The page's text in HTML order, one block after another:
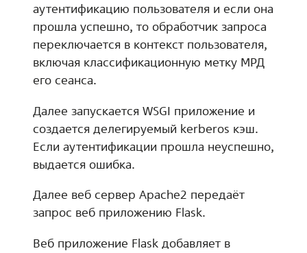
аутентификацию пользователя и если она
прошла успешно, то обработчик запроса
переключается в контекст пользователя,
включая классификационную метку МРД
его сеанса.
Далее запускается WSGI приложение и
создается делегируемый kerberos кэш.
Если аутентификации прошла неуспешно,
выдается ошибка.
Далее веб сервер Apache2 передаёт
запрос веб приложению Flask.
Веб приложение Flask добавляет в